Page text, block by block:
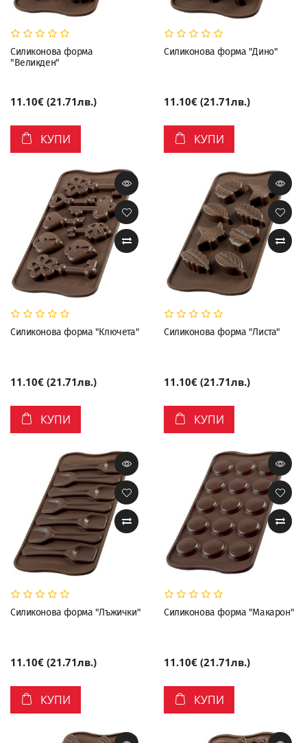
Силиконова форма
"Великден"
11.10€ (21.71лв.)
КУПИ
Силиконова форма "Дино"
11.10€ (21.71лв.)
КУПИ
Силиконова форма "Ключета"
11.10€ (21.71лв.)
КУПИ
Силиконова форма "Листа"
11.10€ (21.71лв.)
КУПИ
Силиконова форма "Лъжички"
11.10€ (21.71лв.)
КУПИ
Силиконова форма "Макарон"
11.10€ (21.71лв.)
КУПИ